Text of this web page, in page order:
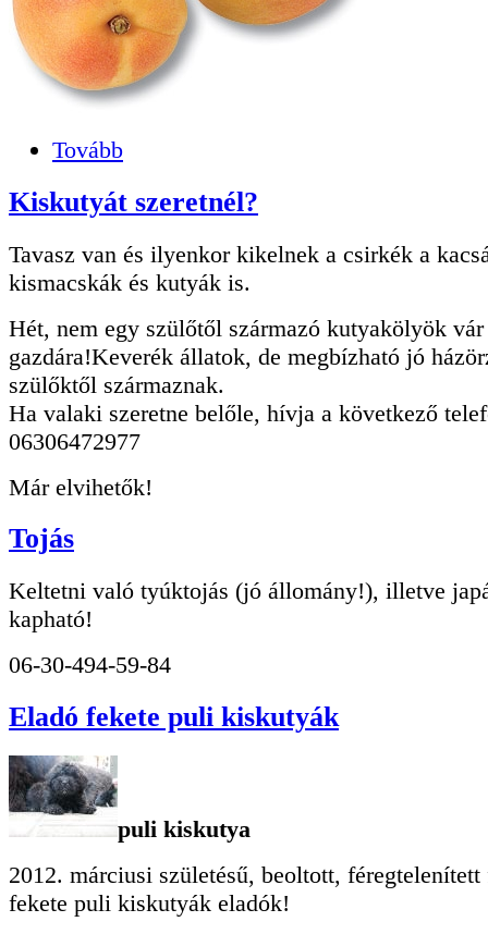
Tovább
Kiskutyát szeretnél?
Tavasz van és ilyenkor kikelnek a csirkék a
kismacskák és kutyák is.
Hét, nem egy szülőtől származó kutyakölyök
gazdára!Keverék állatok, de megbízható jó
szülőktől származnak.
Ha valaki szeretne belőle, hívja a következő
06306472977
Már elvihetők!
Tojás
Keltetni való tyúktojás (jó állomány!), illetve
kapható!
06-30-494-59-84
Eladó fekete puli kiskutyák
puli kiskutya
2012. márciusi születésű, beoltott,
fekete puli kiskutyák eladók!